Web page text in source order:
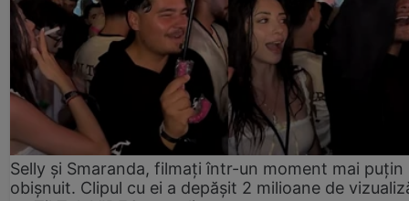
Selly și Smaranda, filmați într-un moment mai puțin
obișnuit. Clipul cu ei a depășit 2 milioane de